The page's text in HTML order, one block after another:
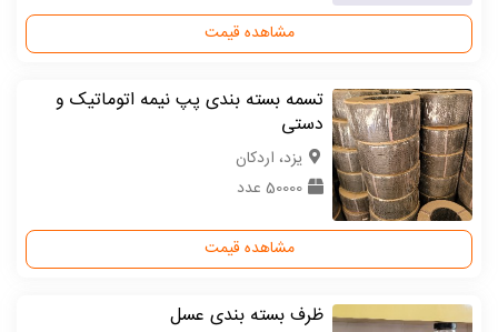
مشاهده قیمت
تسمه بسته بندی پپ نیمه اتوماتیک و
دستی
یزد، اردکان
50000 عدد
مشاهده قیمت
ظرف بسته بندی عسل